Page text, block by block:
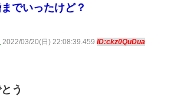
でいったけど？
2022/03/20(日) 22:08:39.459 ID:ckz0QuDua
う